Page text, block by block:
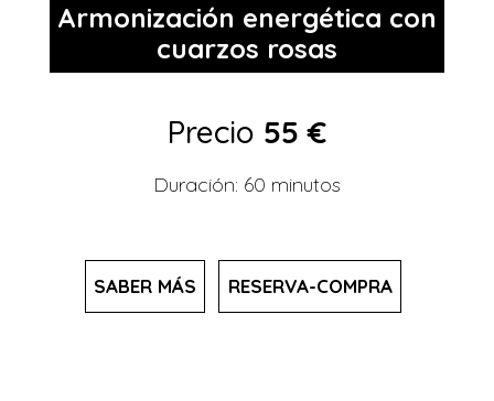
Armonización energética con
cuarzos rosas
Precio 55 €
Duración: 60 minutos
SABER MÁS RESERVA-COMPRA